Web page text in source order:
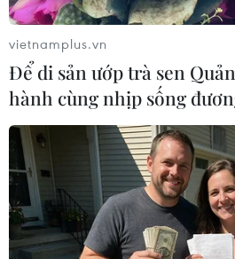
án cao tốc Vinh-Thanh
Thủy trong tháng 9
06/08/2026 12:25
lộ 1
giai
Tuyên Quang khẩn trương
khắc phục sạt lở trên các
tuyến giao thông
Thi
vietnamplus.vn
Để di sản ướp trà sen
hành cùng nhịp sống